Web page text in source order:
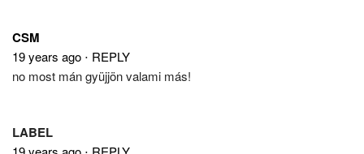
CSM
19 years ago ⋅ REPLY
no most mán gyüjjön valami más!
LABEL